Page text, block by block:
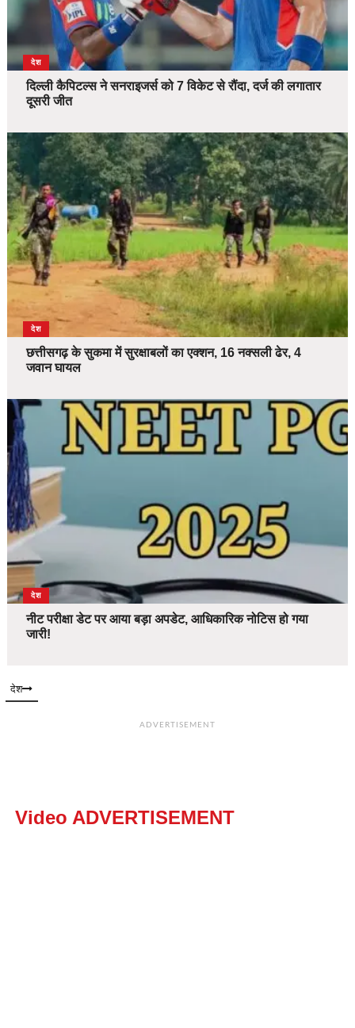
देश
दिल्ली कैपिटल्स ने सनराइजर्स को 7 विकेट से रौंदा, दर्ज की लगातार
दूसरी जीत
देश
छत्तीसगढ़ के सुकमा में सुरक्षाबलों का एक्शन, 16 नक्सली ढेर, 4
जवान घायल
देश
नीट परीक्षा डेट पर आया बड़ा अपडेट, आधिकारिक नोटिस हो गया
जारी!
देश
ADVERTISEMENT
Video ADVERTISEMENT